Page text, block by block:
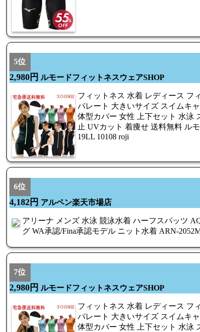
5位
2,980円 ルモードフィットネスウェアSHOP
フィットネス 水着 レディース フ
パレート 大きいサイズ スイムキ
体型カバー 女性 上下セット 水泳
止 UVカット 着痩せ 送料無料 ル
19LL 10108 roji
6位
4,182円 アルペン楽天市場店
アリーナ メンズ 水泳 競泳水着 ハーフスパッツ
グ WA承認/Fina承認モデル ニット水着 ARN-2052M
7位
2,980円 ルモードフィットネスウェアSHOP
フィットネス 水着 レディース フ
パレート 大きいサイズ スイムキ
体型カバー 女性 上下セット 水泳